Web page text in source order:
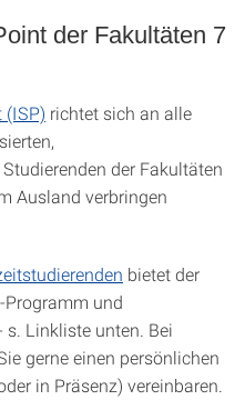
der Fakultäten 7
(ISP) richtet sich an alle
der Fakultäten
Ausland verbringen
bietet der
Programm und
s. Linkliste unten. Bei
gerne einen persönlichen
in Präsenz) vereinbaren.